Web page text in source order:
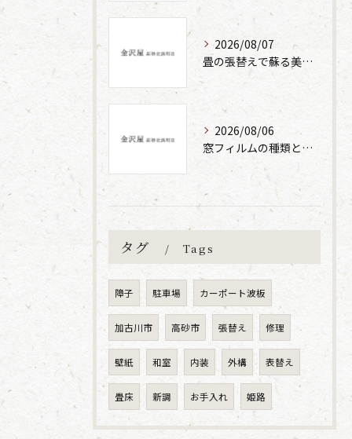
2026/08/07
畳の張替えで蘇る美しさと快適性の秘密
2026/08/06
窓フィルムの種類と性能の違い解説
タグ Tags
障子 駐車場 カーポート波板
加古川市 高砂市 張替え 修理
壁紙 和室 内装 外構 表替え
畳床 新調 お手入れ 姫路